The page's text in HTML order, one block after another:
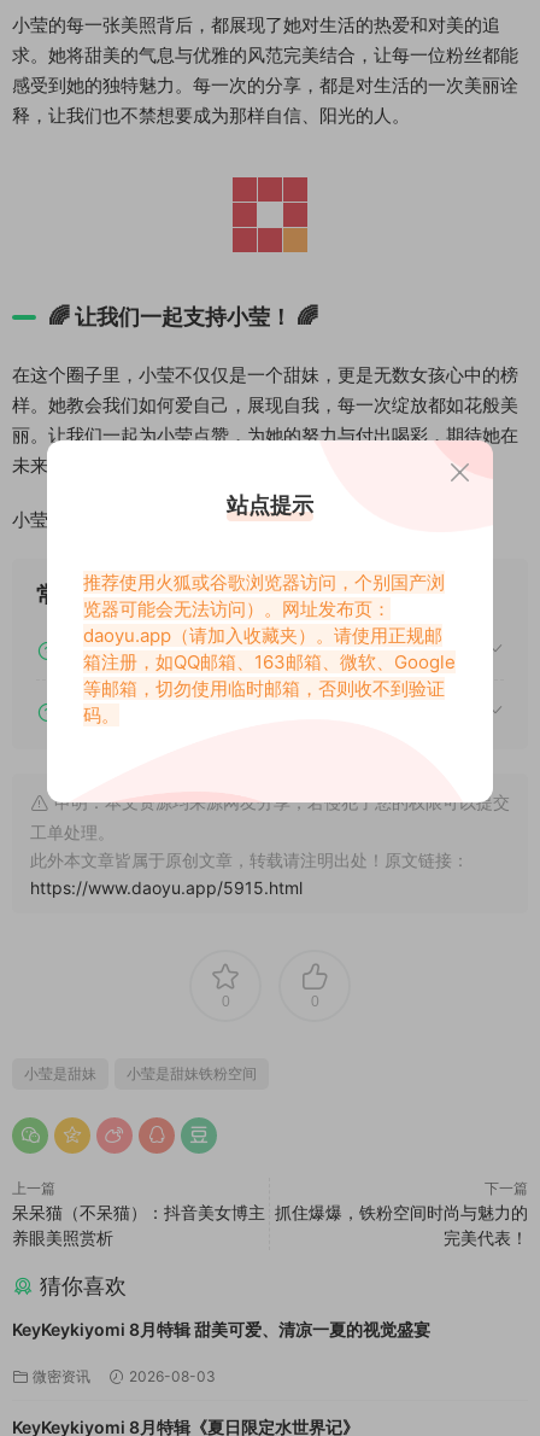
小莹的每一张美照背后，都展现了她对生活的热爱和对美的追
求。她将甜美的气息与优雅的风范完美结合，让每一位粉丝都能
感受到她的独特魅力。每一次的分享，都是对生活的一次美丽诠
释，让我们也不禁想要成为那样自信、阳光的人。
🌈让我们一起支持小莹！ 🌈
在这个圈子里，小莹不仅仅是一个甜妹，更是无数女孩心中的榜
样。她教会我们如何爱自己，展现自我，每一次绽放都如花般美
丽。让我们一起为小莹点赞，为她的努力与付出喝彩，期待她在
未来带给我们更多的惊喜与感动！
小莹，你是甜妹中的闪亮之星，继续发光发热吧！✨💕
常见问题
下载后提示文件损坏、解压出错怎么办？
下载的资源如何解压？
申明：本文资源均来源网友分享，若侵犯了您的权限可以提交
工单处理。
此外本文章皆属于原创文章，转载请注明出处！原文链接：
https://www.daoyu.app/5915.html
0 0
小莹是甜妹 小莹是甜妹铁粉空间
上一篇
呆呆猫（不呆猫）：抖音美女博主
养眼美照赏析
下一篇
抓住爆爆，铁粉空间时尚与魅力的
完美代表！
猜你喜欢
KeyKeykiyomi 8月特辑 甜美可爱、清凉一夏的视觉盛宴
微密资讯 2026-08-03
KeyKeykiyomi 8月特辑《夏日限定水世界记》
站点提示
推荐使用火狐或谷歌浏览器访问，个别国产浏
览器可能会无法访问）。网址发布页：
daoyu.app （请加入收藏夹）。请使用正规邮
箱注册，如QQ邮箱、163邮箱、微软、Google
等邮箱，切勿使用临时邮箱，否则收不到验证
码。